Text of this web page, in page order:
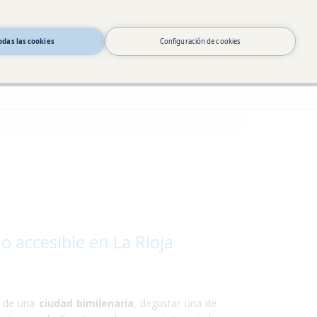
las cookies Configuración de cookies
Información y reservas
España : 0034 911 875 940
accesible en La Rioja
una ciudad bimilenaria, degustar una de